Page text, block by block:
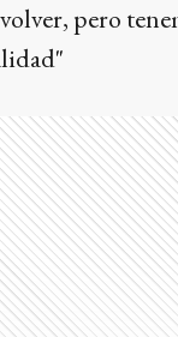
pero